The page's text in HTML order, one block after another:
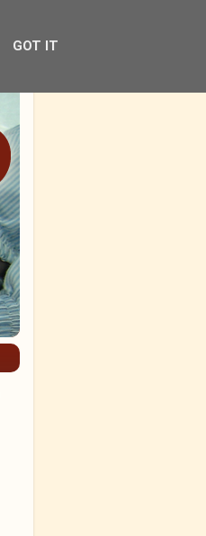
GOT IT